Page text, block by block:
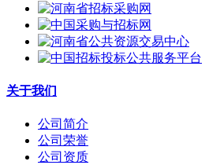
关于我们
公司简介
公司荣誉
公司资质